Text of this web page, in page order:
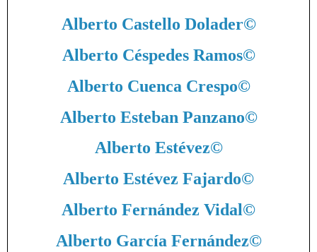
Alberto Castello Dolader©
Alberto Céspedes Ramos©
Alberto Cuenca Crespo©
Alberto Esteban Panzano©
Alberto Estévez©
Alberto Estévez Fajardo©
Alberto Fernández Vidal©
Alberto García Fernández©